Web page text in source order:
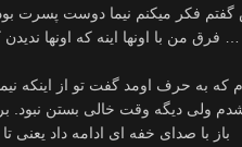
گفتم فکر میکنم نیما دوست پسرت
فرق من با اونها اینه که اونها
به حرف اومد گفت تو از اینکه
باز با صدای خفه ای ادامه داد